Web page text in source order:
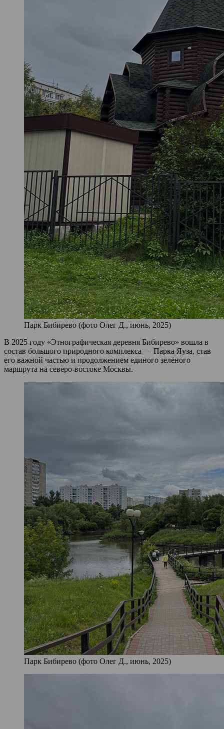
Парк Бибирево (фото Олег Д., июнь, 2025)
В 2025 году «Этнографическая деревня Бибирево» вошла в
состав большого природного комплекса — Парка Яуза, став
его важной частью и продолжением единого зелёного
маршрута на северо-востоке Москвы.
Парк Бибирево (фото Олег Д., июнь, 2025)